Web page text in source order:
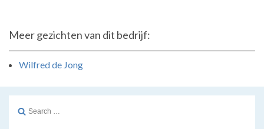
Meer gezichten van dit bedrijf:
Wilfred de Jong
Search